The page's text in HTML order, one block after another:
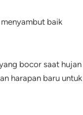
baik
bocor saat hujan
harapan baru untuk